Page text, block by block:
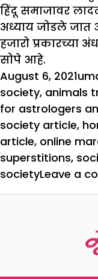
हिंदू समाजावर
अध्याय जोडले जात
हजारो प्रकारच्या
सोपे आहे.
Posted
on
August 6, 2021
society, animals
for astrologers
society article,
article, online
superstitions,
societyLeave a